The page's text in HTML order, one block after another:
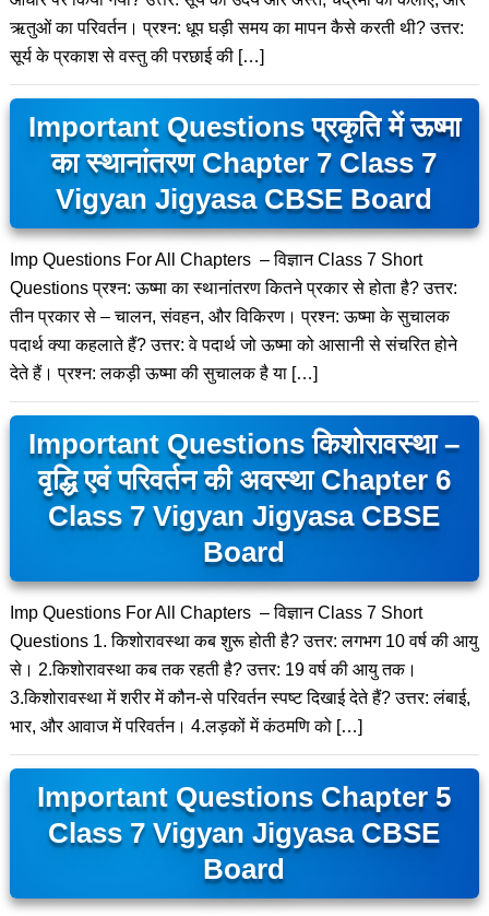
ऋतुओं का परिवर्तन। प्रश्न: धूप घड़ी समय का मापन कैसे करती थी? उत्तर:
सूर्य के प्रकाश से वस्तु की परछाई की […]
Important Questions प्रकृति में ऊष्मा
का स्थानांतरण Chapter 7 Class 7
Vigyan Jigyasa CBSE Board
Imp Questions For All Chapters – विज्ञान Class 7 Short
Questions प्रश्न: ऊष्मा का स्थानांतरण कितने प्रकार से होता है? उत्तर:
तीन प्रकार से – चालन, संवहन, और विकिरण। प्रश्न: ऊष्मा के सुचालक
पदार्थ क्या कहलाते हैं? उत्तर: वे पदार्थ जो ऊष्मा को आसानी से संचरित होने
देते हैं। प्रश्न: लकड़ी ऊष्मा की सुचालक है या […]
Important Questions किशोरावस्था –
वृद्धि एवं परिवर्तन की अवस्था Chapter 6
Class 7 Vigyan Jigyasa CBSE
Board
Imp Questions For All Chapters – विज्ञान Class 7 Short
Questions 1. किशोरावस्था कब शुरू होती है? उत्तर: लगभग 10 वर्ष की आयु
से। 2.किशोरावस्था कब तक रहती है? उत्तर: 19 वर्ष की आयु तक।
3.किशोरावस्था में शरीर में कौन-से परिवर्तन स्पष्ट दिखाई देते हैं? उत्तर: लंबाई,
भार, और आवाज में परिवर्तन। 4.लड़कों में कंठमणि को […]
Important Questions Chapter 5
Class 7 Vigyan Jigyasa CBSE
Board